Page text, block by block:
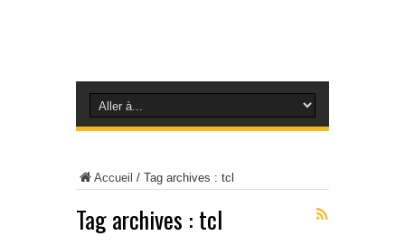
Accueil / Tag archives : tcl
Tag archives : tcl